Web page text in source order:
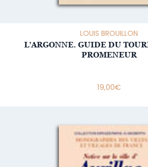
LOUIS BROUILLON
L’ARGONNE. GUIDE DU
PROMENEUR
19,00€